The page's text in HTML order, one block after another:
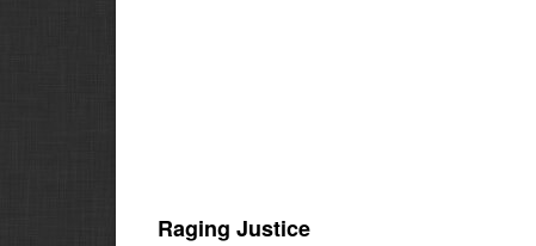
Raging Justice